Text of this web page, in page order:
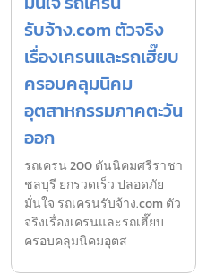
รับจ้าง.com ตัวจริง
เรื่องเครนและรถเฮี๊ยบ
ครอบคลุมนิคม
อุตสาหกรรมภาคตะวัน
ออก
รถเครน 200 ตันนิคมศรีราชา
ชลบุรี ยกรวดเร็ว ปลอดภัย
มั่นใจ รถเครนรับจ้าง.com ตัว
จริงเรื่องเครนและรถเฮี๊ยบ
ครอบคลุมนิคมอุตส